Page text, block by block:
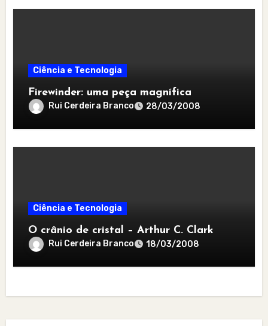
Ciência e Tecnologia
Firewinder: uma peça magnífica
Rui Cerdeira Branco 28/03/2008
Ciência e Tecnologia
O crânio de cristal – Arthur C. Clark
Rui Cerdeira Branco 18/03/2008